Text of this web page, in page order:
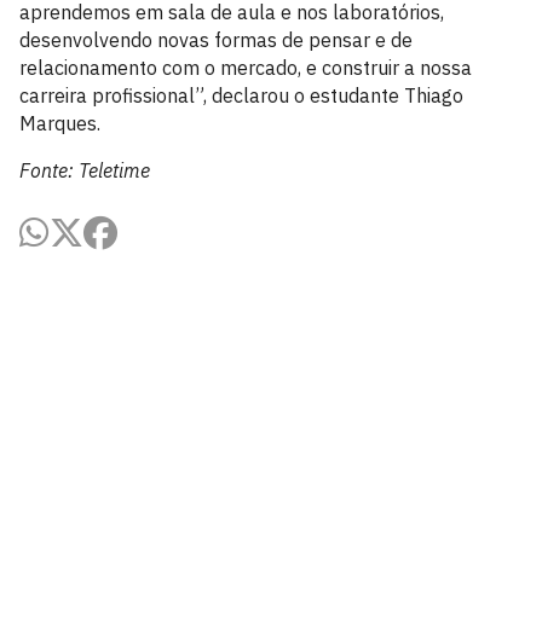
aprendemos em sala de aula e nos laboratórios,
desenvolvendo novas formas de pensar e de
relacionamento com o mercado, e construir a nossa
carreira profissional”, declarou o estudante Thiago
Marques.
Fonte: Teletime